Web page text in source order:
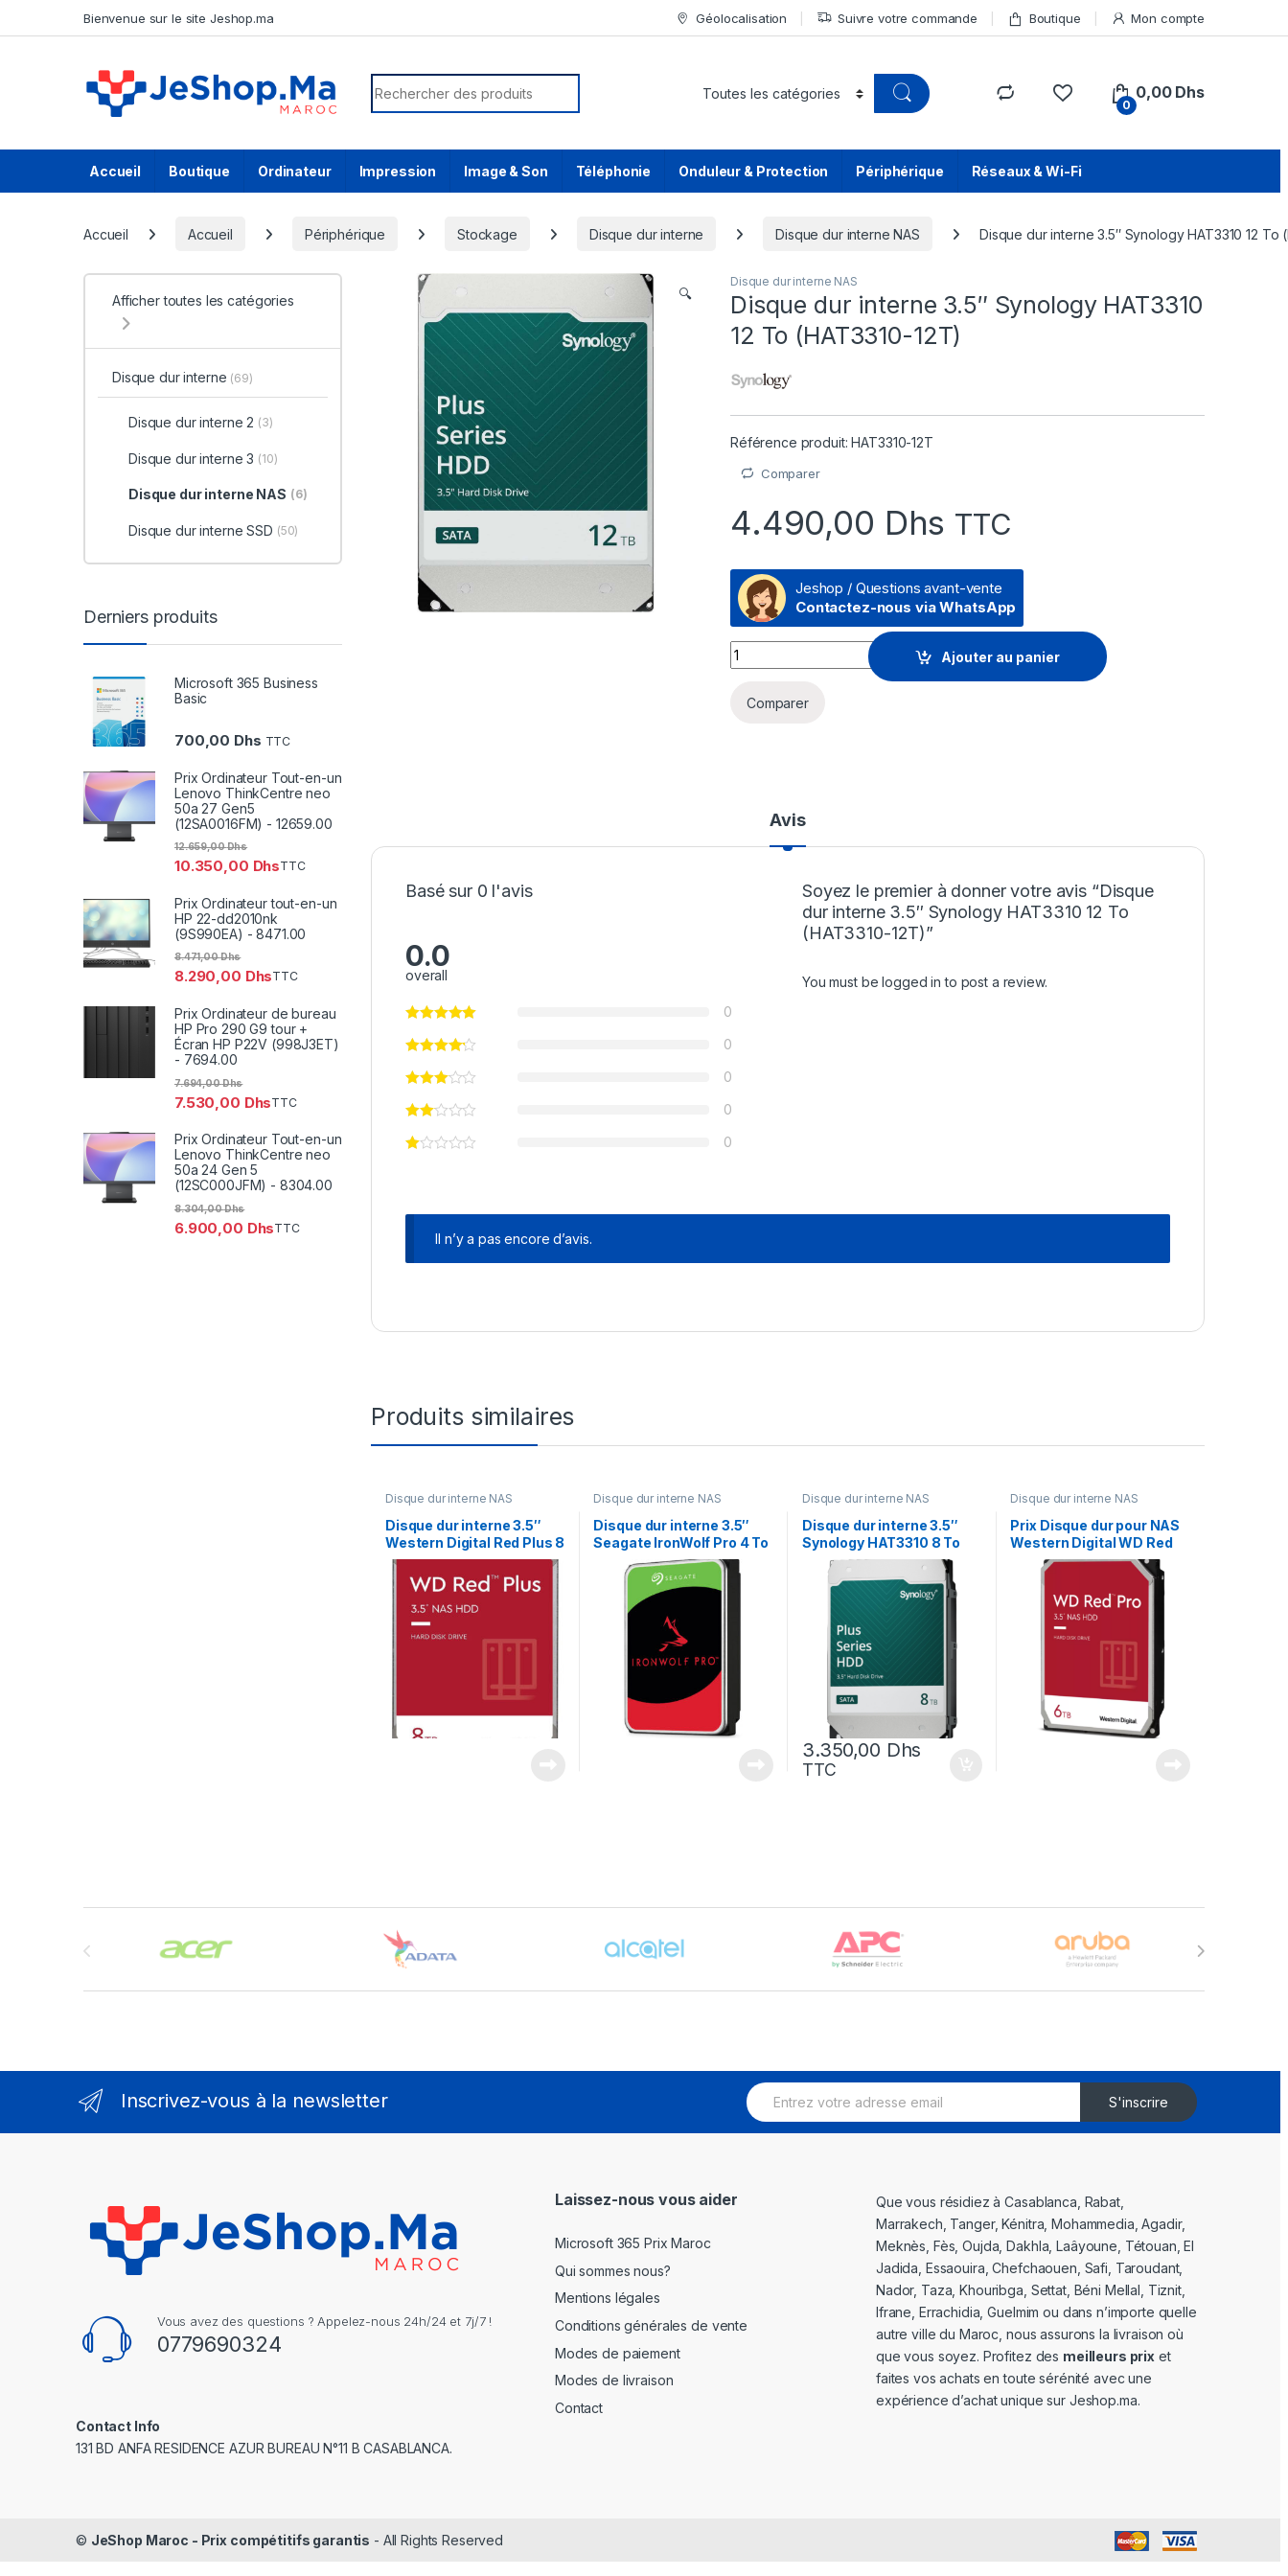
Bienvenue sur le site Jeshop.ma Géolocalisation Suivre votre commande Boutique Mon compte
Search for:
0
0,00 Dhs
Accueil Boutique Ordinateur Impression Image & Son Téléphonie Onduleur & Protection Périphérique Réseaux & Wi-Fi
Accueil Accueil Périphérique Stockage Disque dur interne Disque dur interne NAS Disque dur interne 3.5″ Synology HAT3310 12 To
🔍
Disque dur interne NAS
Disque dur interne 3.5″ Synology HAT3310
12 To (HAT3310-12T)
Référence produit: HAT3310-12T
Comparer
4.490,00 Dhs TTC
Jeshop / Questions avant-vente
Contactez-nous via WhatsApp
Disque dur interne 3.5" Synology HAT3310 12 To (HAT3310-12T) quantity
Ajouter au panier
Comparer
Avis
Basé sur 0 l'avis
0.0
overall
0
0
0
0
0
Soyez le premier à donner votre avis “Disque
dur interne 3.5″ Synology HAT3310 12 To
(HAT3310-12T)”
You must belogged in to post a review.
Il n’y a pas encore d’avis.
Produits similaires
Disque dur interne NAS
Disque dur interne 3.5″
Western Digital Red Plus 8
To pour NAS (WD80EFZZ)
Disque dur interne NAS
Disque dur interne 3.5″
Seagate IronWolf Pro 4 To
pour NAS (ST4000NE001)
Disque dur interne NAS
Disque dur interne 3.5″
Synology HAT3310 8 To
7200 RPM SATA III 256MO
CACHE (HAT3310-8T)
3.350,00 Dhs
TTC
Disque dur interne NAS
Prix Disque dur pour NAS
Western Digital WD Red
Pro 3,5″ 6 To
(WD6003FFBX) – –
Afficher toutes les catégories
Disque dur interne (69)
Disque dur interne 2 (3)
Disque dur interne 3 (10)
Disque dur interne NAS (6)
Disque dur interne SSD (50)
Derniers produits
Microsoft 365 Business
Basic
700,00 Dhs TTC
Prix Ordinateur Tout-en-un
Lenovo ThinkCentre neo
50a 27 Gen5
(12SA0016FM) - 12659.00
10.350,00 Dhs
12.659,00Dhs
TTC
Prix Ordinateur tout-en-un
HP 22-dd2010nk
(9S990EA) - 8471.00
8.290,00 Dhs
8.471,00Dhs
TTC
Prix Ordinateur de bureau
HP Pro 290 G9 tour +
Écran HP P22V (998J3ET)
- 7694.00
7.530,00 Dhs
7.694,00Dhs
TTC
Prix Ordinateur Tout-en-un
Lenovo ThinkCentre neo
50a 24 Gen 5
(12SC000JFM) - 8304.00
6.900,00 Dhs
8.304,00Dhs
TTC
Inscrivez-vous à la newsletter
E
m
S'inscrire
Vous avez des questions ? Appelez-nous 24h/24 et 7j/7 !
0779690324
Contact Info
131 BD ANFA RESIDENCE AZUR BUREAU N°11 B CASABLANCA.
Laissez-nous vous aider
Microsoft 365 Prix Maroc
Qui sommes nous?
Mentions légales
Conditions générales de vente
Modes de paiement
Modes de livraison
Contact
Que vous résidiez à Casablanca, Rabat,
Marrakech, Tanger, Kénitra, Mohammedia, Agadir,
Meknès, Fès, Oujda, Dakhla, Laâyoune, Tétouan, El
Jadida, Essaouira, Chefchaouen, Safi, Taroudant,
Nador, Taza, Khouribga, Settat, Béni Mellal, Tiznit,
Ifrane, Errachidia, Guelmim ou dans n’importe quelle
autre ville du Maroc, nous assurons la livraison où
que vous soyez. Profitez des meilleurs prix et
faites vos achats en toute sérénité avec une
expérience d’achat unique sur Jeshop.ma.
© JeShop Maroc - Prix compétitifs garantis - All Rights Reserved